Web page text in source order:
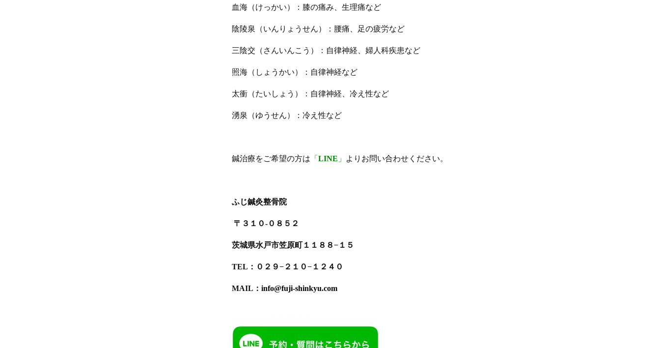
血海（けっかい）：膝の痛み、生理痛など
陰陵泉（いんりょうせん）：腰痛、足の疲労など
三陰交（さんいんこう）：自律神経、婦人科疾患など
照海（しょうかい）：自律神経など
太衝（たいしょう）：自律神経、冷え性など
湧泉（ゆうせん）：冷え性など
鍼治療をご希望の方は 「 LINE 」 よりお問い合わせください。
ふじ鍼灸整骨院
〒３１０-０８５２
茨城県水戸市笠原町１１８８−１５
TEL：０２９−２１０−１２４０
MAIL： info@fuji-shinkyu.com